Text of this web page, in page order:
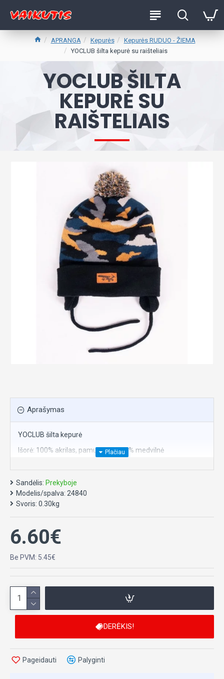
APRANGA Kepurės
Kepurės RUDUO - ŽIEMA
YOCLUB šilta kepurė su raišteliais
YOCLUB ŠILTA
KEPURĖ SU
RAIŠTELIAIS
Aprašymas
YOCLUB šilta kepurė
Išorė: 100% akrilas, pamušalas: 100% medvilnė
Sandėlis: Prekyboje
Modelis/spalva: 24840
Svoris: 0.30kg
6.60€
Be PVM: 5.45€
DERĖKIS!
Pageidauti Palyginti